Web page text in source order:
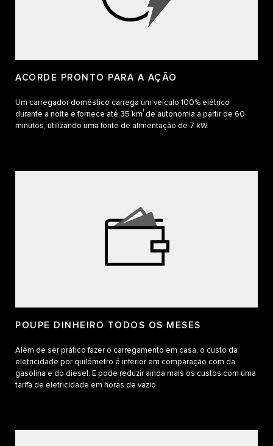
ACORDE PRONTO PARA A AÇÃO
Um carregador doméstico carrega um veículo 100% elétrico
durante a noite e fornece até 35 km1 de autonomia a partir de 60
minutos, utilizando uma fonte de alimentação de 7 kW.
POUPE DINHEIRO TODOS OS MESES
Além de ser prático fazer o carregamento em casa, o custo da
eletricidade por quilómetro é inferior em comparação com da
gasolina e do diesel. E pode reduzir ainda mais os custos com uma
tarifa de eletricidade em horas de vazio.